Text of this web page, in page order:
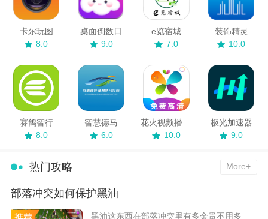
卡尔玩图
8.0
桌面倒数日
9.0
e览宿城
7.0
装饰精灵
10.0
赛鸽智行
8.0
智慧德马
6.0
10.0
极光加速器
9.0
热门攻略 More+
部落冲突如何保护黑油
​黑油这东西在部落冲突里有多金贵不用多